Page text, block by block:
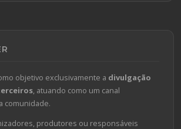
objetivo exclusivamente a divulgação
, atuando como um canal
comunidade.
produtores ou responsáveis